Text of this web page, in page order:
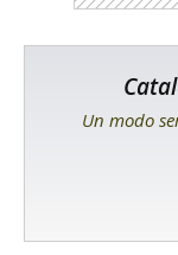
Un modo